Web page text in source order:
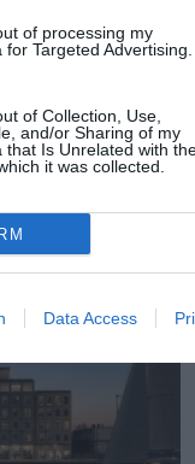
of processing my
Targeted Advertising.
of Collection, Use,
and/or Sharing of my
that Is Unrelated with
it was collected.
Data Access
Προχωρούν
των